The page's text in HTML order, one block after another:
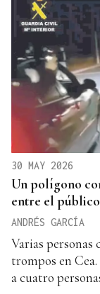
30 MAY 2026
Un polígono
entre el público
ANDRÉS GARCÍA
Varias personas
trompos en
a cuatro